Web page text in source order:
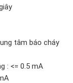
tâm báo cháy
: <= 0.5 mA